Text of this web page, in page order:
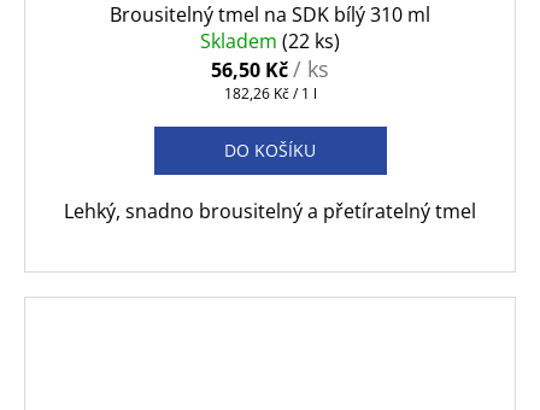
Brousitelný tmel na SDK bílý 310 ml
Skladem (22 ks)
56,50 Kč/ ks
Měrná
182,26 Kč / 1 l
DO KOŠÍKU
Lehký, snadno brousitelný a přetíratelný tmel